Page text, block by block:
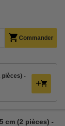
Commander
pièces) -
cm (2 pièces) -